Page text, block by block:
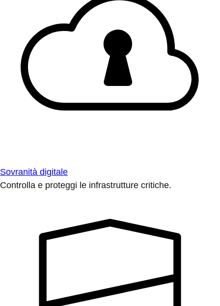
Sovranità digitale
Controlla e proteggi le infrastrutture critiche.